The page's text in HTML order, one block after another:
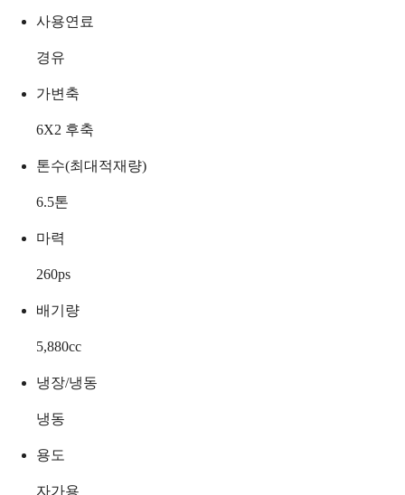
사용연료
경유
가변축
6X2 후축
톤수(최대적재량)
6.5톤
마력
260ps
배기량
5,880cc
냉장/냉동
냉동
용도
자가용